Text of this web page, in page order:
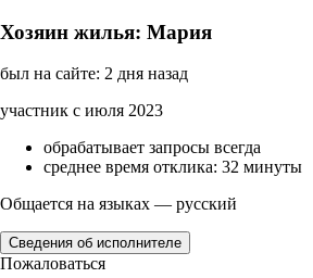
Хозяин жилья: Мария
был на сайте: 2 дня назад
участник с июля 2023
обрабатывает запросы всегда
среднее время отклика: 32 минуты
Общается на языках — русский
Сведения об исполнителе
Пожаловаться